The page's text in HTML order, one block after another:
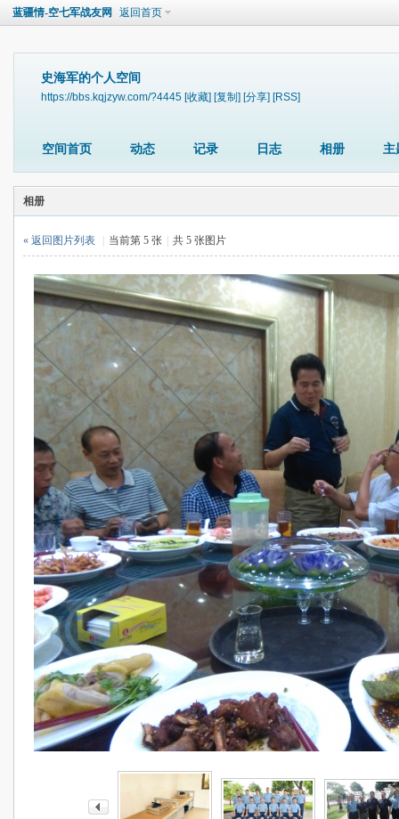
蓝疆情-空七军战友网 返回首页
史海军的个人空间
https://bbs.kqjzyw.com/?4445 [收藏] [复制] [分享] [RSS]
空间首页 动态 记录 日志 相册 主
相册
« 返回图片列表 当前第 5 张 共 5 张图片